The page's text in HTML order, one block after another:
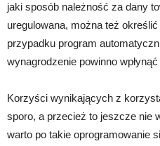
jaki sposób należność za dany
uregulowana, można też
przypadku program
wynagrodzenie powinno
Korzyści wynikających z
sporo, a przecież to jeszcze nie
warto po takie oprogramowanie